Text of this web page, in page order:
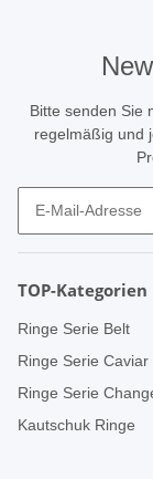
Bitte senden Sie
regelmäßig und
TOP-
Ringe Serie Belt
Ringe Serie Caviar
Ringe Serie
Kautschuk Ringe